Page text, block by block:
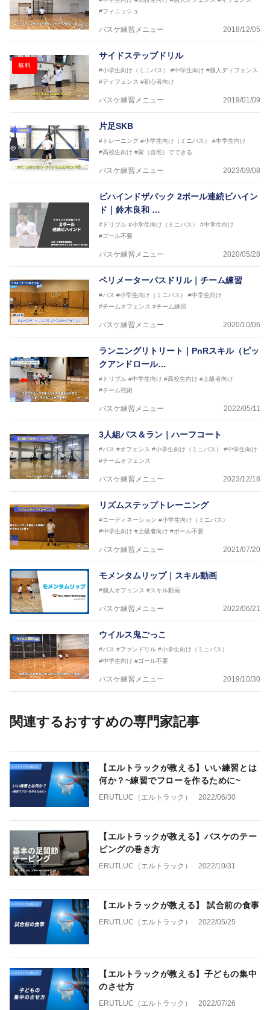
#フィニッシュ
バスケ練習メニュー 2018/12/05
無料
サイドステップドリル
#小学生向け（ミニバス） #中学生向け #個人ディフェンス
#ディフェンス #初心者向け
バスケ練習メニュー 2019/01/09
片足SKB
#トレーニング #小学生向け（ミニバス）
#中学生向け
#高校生向け #家（自宅）でできる
バスケ練習メニュー 2023/09/08
ビハインドザバック 2ボール連続ビハイン
ド｜鈴木良和 …
#ドリブル #小学生向け（ミニバス）
#中学生向け
#ゴール不要
バスケ練習メニュー 2020/05/28
ペリメーターパスドリル｜チーム練習
#パス #小学生向け（ミニバス）
#中学生向け
#チームオフェンス #チーム練習
バスケ練習メニュー 2020/10/06
ランニングリトリート｜PnRスキル（ピッ
クアンドロール…
#ドリブル #中学生向け #高校生向け #上級者向け
#チーム戦術
バスケ練習メニュー 2022/05/11
3人組パス＆ラン｜ハーフコート
#パス #オフェンス #小学生向け（ミニバス）
#中学生向け
#チームオフェンス
バスケ練習メニュー 2023/12/18
リズムステップトレーニング
#コーディネーション #小学生向け（ミニバス）
#中学生向け #上級者向け #ボール不要
バスケ練習メニュー 2021/07/20
モメンタムリップ｜スキル動画
#個人オフェンス #スキル動画
バスケ練習メニュー 2022/06/21
ウイルス鬼ごっこ
#パス #ファンドリル #小学生向け（ミニバス）
#中学生向け #ゴール不要
バスケ練習メニュー 2019/10/30
関連するおすすめの専門家記事
【エルトラックが教える】いい練習とは
何か？~練習でフローを作るために~
ERUTLUC（エルトラック） 2022/06/30
【エルトラックが教える】バスケのテー
ピングの巻き方
ERUTLUC（エルトラック） 2022/10/31
【エルトラックが教える】 試合前の食事
ERUTLUC（エルトラック） 2022/05/25
【エルトラックが教える】子どもの集中
のさせ方
ERUTLUC（エルトラック） 2022/07/26